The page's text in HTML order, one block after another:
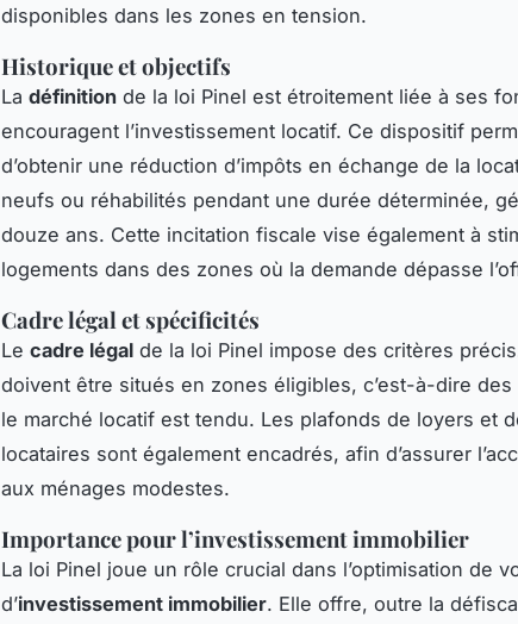
disponibles dans les zones en tension.
Historique et objectifs
La définition de la loi Pinel est étroitement liée à ses
encouragent l’investissement locatif. Ce dispositif
d’obtenir une réduction d’impôts en échange de la
neufs ou réhabilités pendant une durée déterminée,
douze ans. Cette incitation fiscale vise également à
logements dans des zones où la demande dépasse
Cadre légal et spécificités
Le cadre légal de la loi Pinel impose des critères
doivent être situés en zones éligibles, c’est-à-dire
le marché locatif est tendu. Les plafonds de loyers et
locataires sont également encadrés, afin d’assurer
aux ménages modestes.
Importance pour l’investissement immobilier
La loi Pinel joue un rôle crucial dans l’optimisation de
d’investissement immobilier. Elle offre, outre la